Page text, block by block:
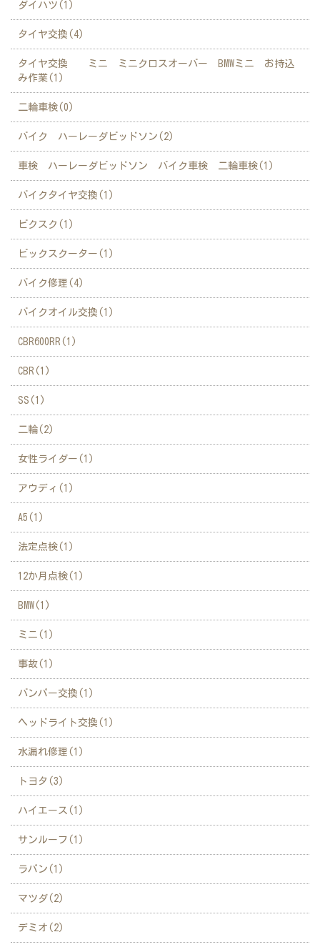
ダイハツ(1)
タイヤ交換(4)
タイヤ交換 ミニ ミニクロスオーバー BMWミニ お持込
み作業(1)
二輪車検(0)
バイク ハーレーダビッドソン(2)
車検 ハーレーダビッドソン バイク車検 二輪車検(1)
バイクタイヤ交換(1)
ビクスク(1)
ビックスクーター(1)
バイク修理(4)
バイクオイル交換(1)
CBR600RR(1)
CBR(1)
SS(1)
二輪(2)
女性ライダー(1)
アウディ(1)
A5(1)
法定点検(1)
12か月点検(1)
BMW(1)
ミニ(1)
事故(1)
バンパー交換(1)
ヘッドライト交換(1)
水漏れ修理(1)
トヨタ(3)
ハイエース(1)
サンルーフ(1)
ラパン(1)
マツダ(2)
デミオ(2)